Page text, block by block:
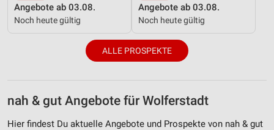
Angebote ab 03.08.
Noch heute gültig
Angebote ab 03.08.
Noch heute gültig
ALLE PROSPEKTE
nah & gut Angebote für Wolferstadt
Hier findest Du aktuelle Angebote und Prospekte von nah & gut